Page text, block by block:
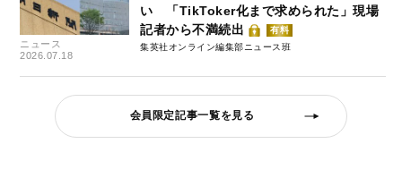
ニュース
2026.07.18
い 「TikToker化まで求められた」現場
記者から不満続出
有料
集英社オンライン編集部ニュース班
会員限定記事一覧を見る